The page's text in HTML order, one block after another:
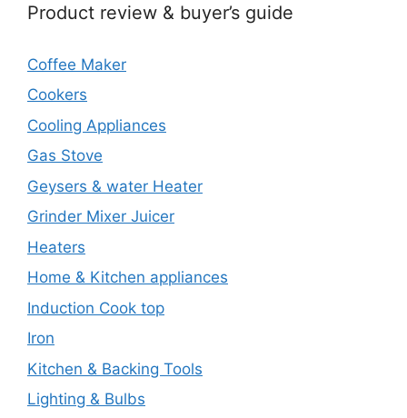
Product review & buyer’s guide
Coffee Maker
Cookers
Cooling Appliances
Gas Stove
Geysers & water Heater
Grinder Mixer Juicer
Heaters
Home & Kitchen appliances
Induction Cook top
Iron
Kitchen & Backing Tools
Lighting & Bulbs